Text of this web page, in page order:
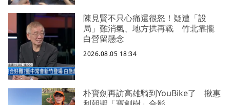
陳見賢不只心痛還很怒！疑遭「設
局」難消氣、地方拱再戰 竹北靠攏
白營留懸念
2026.08.05 18:34
朴寶劍再訪高雄騎到YouBike了 揪惠